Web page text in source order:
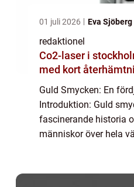
01 juli 2026 Eva Sjöberg
redaktionel
Co2-laser i stockholm
med kort
Guld Smycken: En
Introduktion: Guld
fascinerande historia
människor över hela